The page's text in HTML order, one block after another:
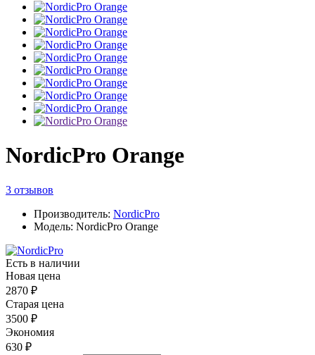
NordicPro Orange
3 отзывов
Производитель: NordicPro
Модель: NordicPro Orange
Есть в наличии
Новая цена
2870 ₽
Старая цена
3500 ₽
Экономия
630 ₽